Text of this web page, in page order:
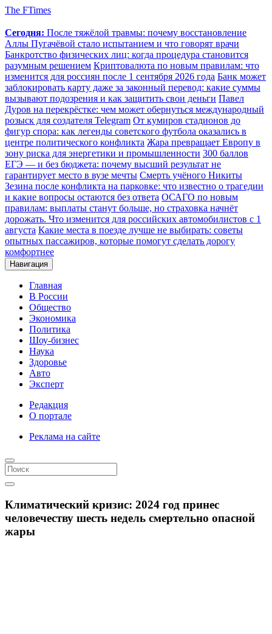
The FTimes
Сегодня: После тяжёлой травмы: почему восстановление
Аллы Пугачёвой стало испытанием и что говорят врачи
Банкротство физических лиц: когда процедура становится
разумным решением Криптовалюта по новым правилам: что
изменится для россиян после 1 сентября 2026 года Банк может
заблокировать карту даже за законный перевод: какие суммы
вызывают подозрения и как защитить свои деньги Павел
Дуров на перекрёстке: чем может обернуться международный
розыск для создателя Telegram От кумиров стадионов до
фигур спора: как легенды советского футбола оказались в
центре политического конфликта Жара превращает Европу в
зону риска для энергетики и промышленности 300 баллов
ЕГЭ — и без бюджета: почему высший результат не
гарантирует место в вузе мечты Смерть учёного Никиты
Зезина после конфликта на парковке: что известно о трагедии
и какие вопросы остаются без ответа ОСАГО по новым
правилам: выплаты станут больше, но страховка начнёт
дорожать. Что изменится для российских автомобилистов с 1
августа Какие места в поезде лучше не выбирать: советы
опытных пассажиров, которые помогут сделать дорогу
комфортнее
Навигация
Главная
В России
Общество
Экономика
Политика
Шоу-бизнес
Наука
Здоровье
Авто
Эксперт
Редакция
О портале
Реклама на сайте
Климатический кризис: 2024 год принес
человечеству шесть недель смертельно опасной
жары